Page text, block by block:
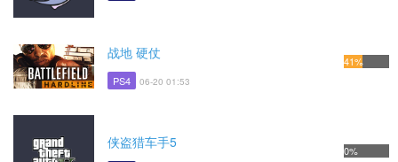
战地 硬仗
PS4 06-20 01:53
41%
侠盗猎车手5 0%